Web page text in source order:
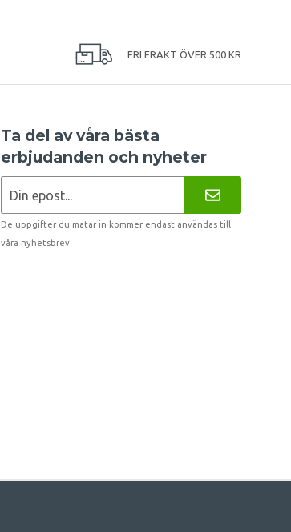
FRI FRAKT ÖVER 500 KR
Ta del av våra bästa
erbjudanden och nyheter
De uppgifter du matar in kommer endast användas till
våra nyhetsbrev.